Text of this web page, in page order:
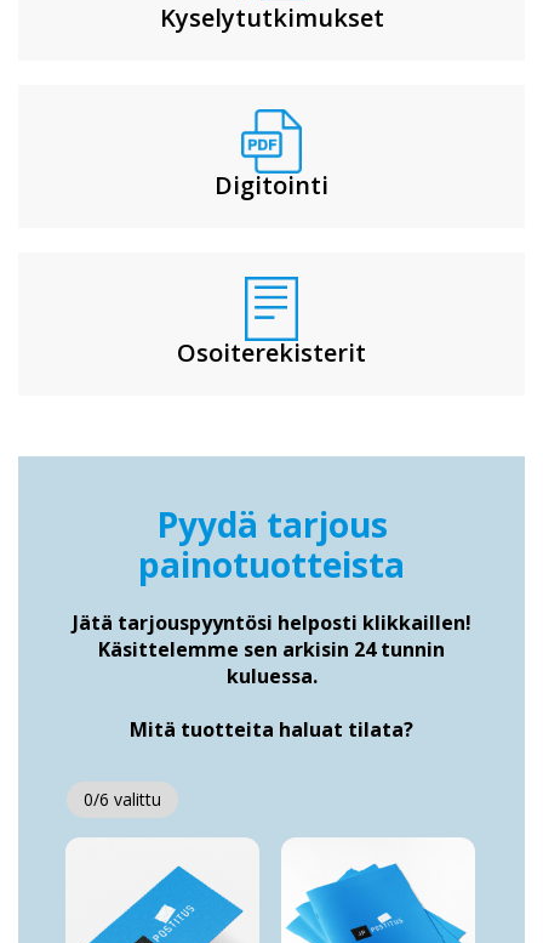
Kyselytutkimukset
Digitointi
Osoiterekisterit